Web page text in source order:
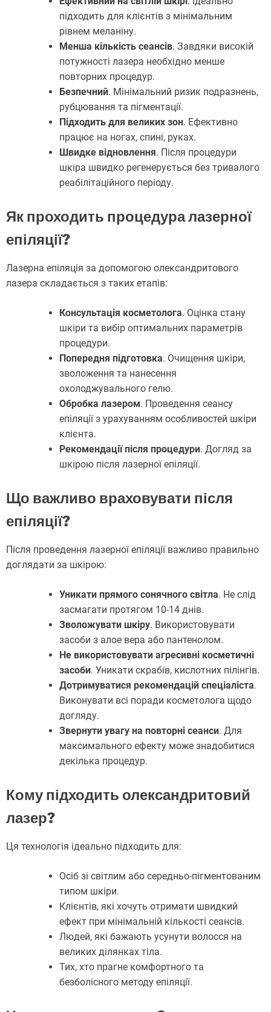
підходить для клієнтів з мінімальним
рівнем меланіну.
Менша кількість сеансів. Завдяки високій
потужності лазера необхідно менше
повторних процедур.
Безпечний. Мінімальний ризик подразнень,
рубцювання та пігментації.
Підходить для великих зон. Ефективно
працює на ногах, спині, руках.
Швидке відновлення. Після процедури
шкіра швидко регенерується без тривалого
реабілітаційного періоду.
Як проходить процедура лазерної
епіляції?
Лазерна епіляція за допомогою олександритового
лазера складається з таких етапів:
Консультація косметолога. Оцінка стану
шкіри та вибір оптимальних параметрів
процедури.
Попередня підготовка. Очищення шкіри,
зволоження та нанесення
охолоджувального гелю.
Обробка лазером. Проведення сеансу
епіляції з урахуванням особливостей шкіри
клієнта.
Рекомендації після процедури. Догляд за
шкірою після лазерної епіляції.
Що важливо враховувати після
епіляції?
Після проведення лазерної епіляції важливо правильно
доглядати за шкірою:
Уникати прямого сонячного світла. Не слід
засмагати протягом 10-14 днів.
Зволожувати шкіру. Використовувати
засоби з алое вера або пантенолом.
Не використовувати агресивні косметичні
засоби. Уникати скрабів, кислотних пілінгів.
Дотримуватися рекомендацій спеціаліста.
Виконувати всі поради косметолога щодо
догляду.
Звернути увагу на повторні сеанси. Для
максимального ефекту може знадобитися
декілька процедур.
Кому підходить олександритовий
лазер?
Ця технологія ідеально підходить для:
Осіб зі світлим або середньо-пігментованим
типом шкіри.
Клієнтів, які хочуть отримати швидкий
ефект при мінімальній кількості сеансів.
Людей, які бажають усунути волосся на
великих ділянках тіла.
Тих, хто прагне комфортного та
безболісного методу епіляції.